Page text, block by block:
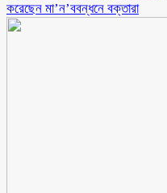
করেছেন মা’ন’ববন্ধনে বক্তারা